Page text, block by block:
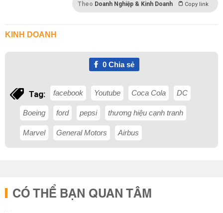
Theo Doanh Nghiệp & Kinh Doanh Copy link
KINH DOANH
0Chia sẻ
Tag: facebook Youtube Coca Cola DC
Boeing ford pepsi thương hiệu cạnh tranh
Marvel General Motors Airbus
CÓ THỂ BẠN QUAN TÂM